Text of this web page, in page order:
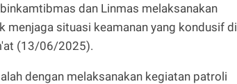
dan Linmas melaksanakan
menjaga situasi keamanan yang kondusif di
(13/06/2025).
dengan melaksanakan kegiatan patroli